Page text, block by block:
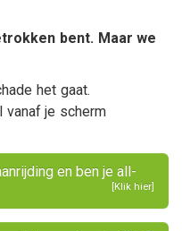
bent. Maar we
het gaat.
vanaf je scherm
en ben je all-
[Klik hier]